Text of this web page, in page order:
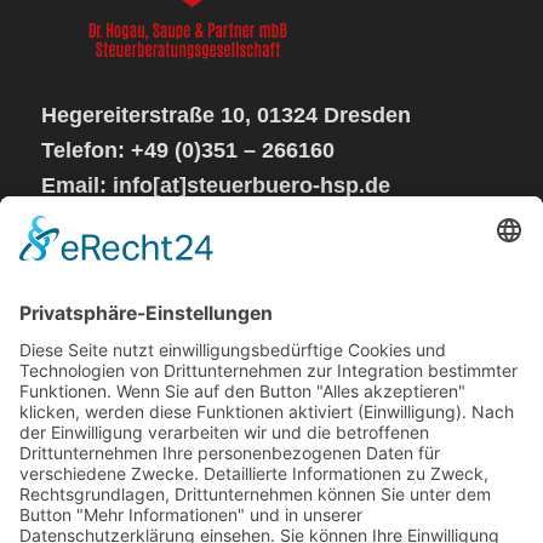
Hegereiterstraße 10, 01324 Dresden
Telefon: +49 (0)351 – 266160
Email: info[at]steuerbuero-hsp.de
Sprechzeiten:
Mo – Do von 08 – 17 Uhr
Steuerkanzlei
Impressum